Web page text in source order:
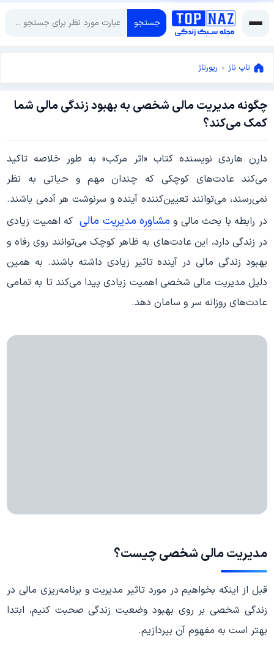
جستجو
تاپ ناز » رپورتاژ
چگونه مدیریت مالی شخصی به بهبود زندگی مالی شما
کمک می‌کند؟
ژانویه
1,
2025
دارن هاردی نویسنده کتاب «اثر مرکب» به طور خلاصه تاکید
می‌کند عادت‌های کوچکی که چندان مهم و حیاتی به نظر
نمی‌رسند، می‌توانند تعیین‌کننده آینده و سرنوشت هر آدمی باشند.
در رابطه با بحث مالی و مشاوره مدیریت مالیکه اهمیت زیادی
در زندگی دارد، این عادت‌های به ظاهر کوچک می‌توانند روی رفاه و
بهبود زندگی مالی در آینده تاثیر زیادی داشته باشند. به همین
دلیل مدیریت مالی شخصی اهمیت زیادی پیدا می‌کند تا به تمامی
عادت‌های روزانه سر و سامان دهد.
مدیریت مالی شخصی چیست؟
قبل از اینکه بخواهیم در مورد تاثیر مدیریت و برنامه‌ریزی مالی در
زندگی شخصی بر روی بهبود وضعیت زندگی صحبت کنیم، ابتدا
بهتر است به مفهوم آن بپردازیم.